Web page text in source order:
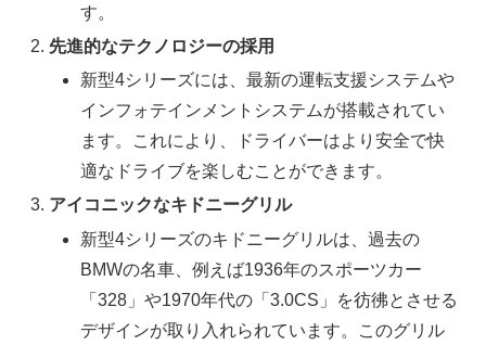
す。
先進的なテクノロジーの採用
新型4シリーズには、最新の運転支援システムや
インフォテインメントシステムが搭載されてい
ます。これにより、ドライバーはより安全で快
適なドライブを楽しむことができます。
アイコニックなキドニーグリル
新型4シリーズのキドニーグリルは、過去の
BMWの名車、例えば1936年のスポーツカー
「328」や1970年代の「3.0CS」を彷彿とさせる
デザインが取り入れられています。このグリル